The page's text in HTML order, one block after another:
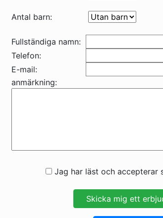
Antal barn:
Fullständiga namn:
Telefon:
E-mail:
anmärkning:
Jag har läst och accepterar